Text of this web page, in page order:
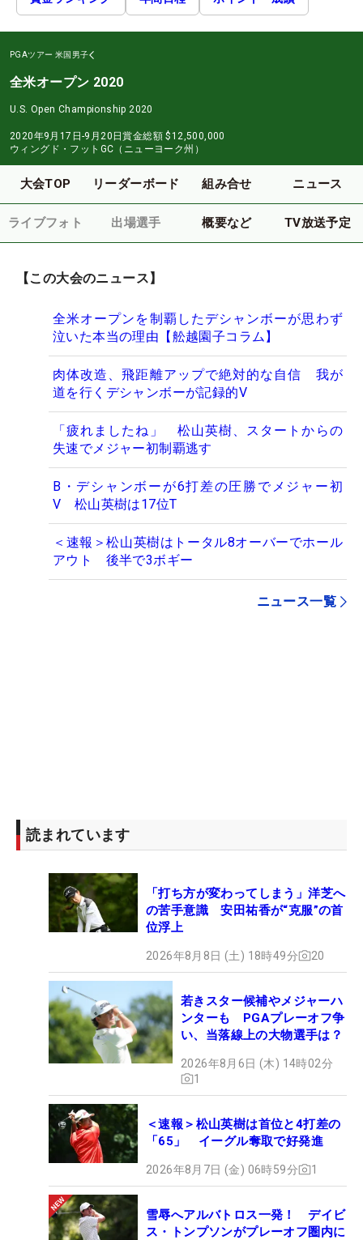
PGAツアー 米国男子
全米オープン 2020
U.S. Open Championship 2020
2020年9月17日-9月20日賞金総額 $12,500,000
ウィングド・フットGC（ニューヨーク州）
大会TOP リーダーボード 組み合せ ニュース
ライブフォト 出場選手 概要など TV放送予定
【この大会のニュース】
全米オープンを制覇したデシャンボーが思わず
泣いた本当の理由【舩越園子コラム】
肉体改造、飛距離アップで絶対的な自信 我が
道を行くデシャンボーが記録的V
「疲れましたね」 松山英樹、スタートからの
失速でメジャー初制覇逃す
B・デシャンボーが6打差の圧勝でメジャー初
V 松山英樹は17位T
＜速報＞松山英樹はトータル8オーバーでホール
アウト 後半で3ボギー
ニュース一覧
読まれています
「打ち方が変わってしまう」洋芝へ
の苦手意識 安田祐香が“克服”の首
位浮上
2026年8月8日 (土) 18時49分 20
若きスター候補やメジャーハ
ンターも PGAプレーオフ争
い、当落線上の大物選手は？
2026年8月6日 (木) 14時02分
1
＜速報＞松山英樹は首位と4打差の
「65」 イーグル奪取で好発進
2026年8月7日 (金) 06時59分 1
雪辱へアルバトロス一発！ デイビ
ス・トンプソンがプレーオフ圏内に